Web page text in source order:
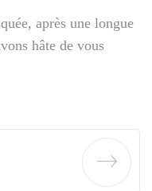
après une longue
hâte de vous